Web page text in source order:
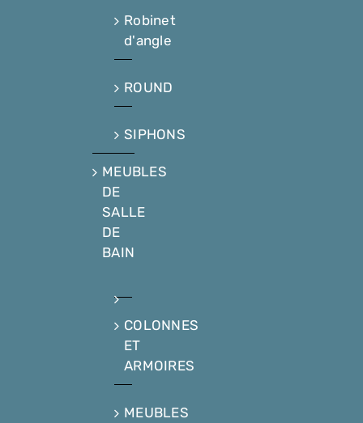
Robinet
d'angle
ROUND
SIPHONS
MEUBLES
DE
SALLE
DE
BAIN
COLONNES
ET
ARMOIRES
MEUBLES